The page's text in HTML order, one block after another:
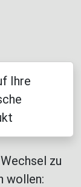
Ihre
zu
wollen: